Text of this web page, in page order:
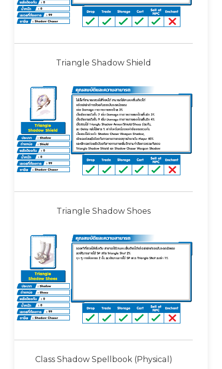
Triangle Shadow Shield
Triangle Shadow Shoes
Class Shadow Spellbook (Physical)